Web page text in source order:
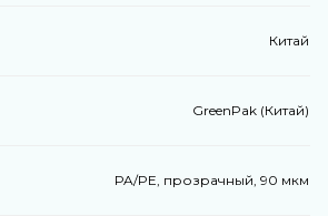
Китай
GreenPak (Китай)
PA/PE, прозрачный, 90 мкм